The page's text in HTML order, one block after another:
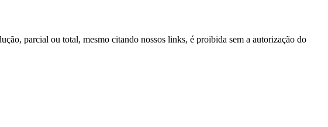
parcial ou total, mesmo citando nossos links, é proibida sem a autorização do